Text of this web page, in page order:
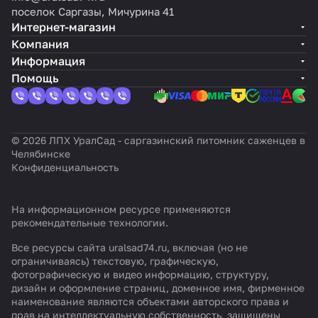
поселок Саргазы, Мичурина 41
Интернет-магазин
Компания
Информация
Помощь
© 2026 ЛПХ УралСад - саргазинский питомник саженцев в
Челябинске
Конфиденциальность
На информационном ресурсе применяются
рекомендательные технологии.
Все ресурсы сайта uralsad74.ru, включая (но не
ограничиваясь) текстовую, графическую,
фотографическую и видео информацию, структуру,
дизайн и оформление страниц, доменное имя, фирменное
наименование являются объектами авторского права и
прав на интеллектуальную собственность, защищены